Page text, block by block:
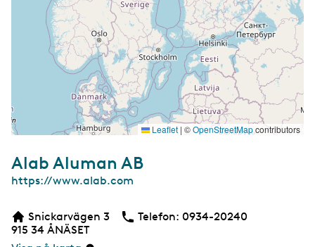
Leaflet | ©OpenStreetMapcontributors
Alab Aluman AB
W
b
s
i
https://www.alab.com
Snickarvägen 3
915 34 ÅNÄSET
Telefon: Telefon
0934-20240